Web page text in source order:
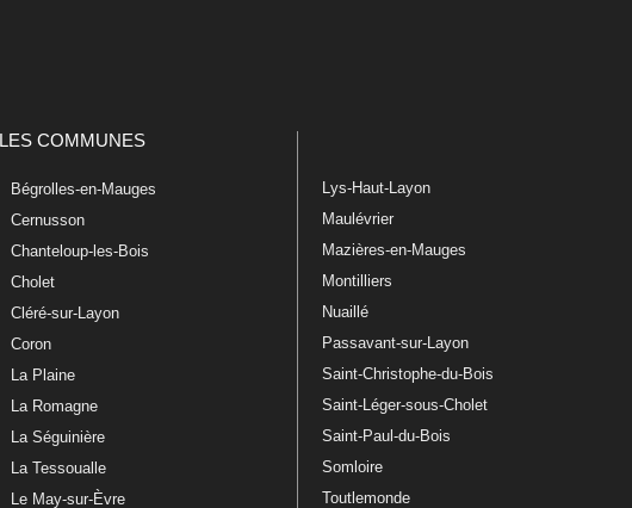
LES COMMUNES
Bégrolles-en-Mauges
Cernusson
Chanteloup-les-Bois
Cholet
Cléré-sur-Layon
Coron
La Plaine
La Romagne
La Séguinière
La Tessoualle
Le May-sur-Èvre
Lys-Haut-Layon
Maulévrier
Mazières-en-Mauges
Montilliers
Nuaillé
Passavant-sur-Layon
Saint-Christophe-du-Bois
Saint-Léger-sous-Cholet
Saint-Paul-du-Bois
Somloire
Toutlemonde